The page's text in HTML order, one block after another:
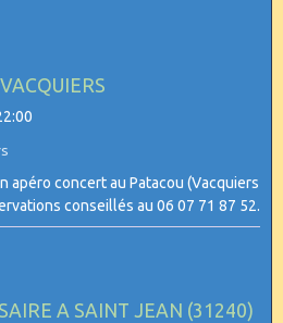
apéro concert au Patacou (Vacquiers
conseillés au 06 07 71 87 52.
A SAINT JEAN (31240)